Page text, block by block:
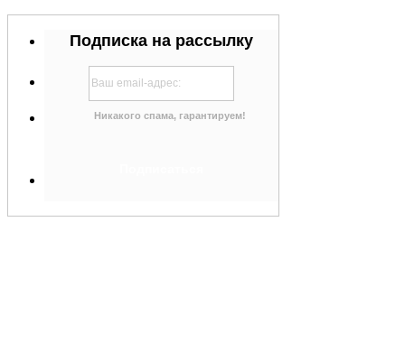
Подписка на рассылку
Никакого спама, гарантируем!